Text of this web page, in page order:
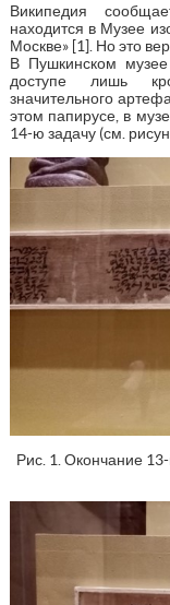
Википедия
находится в Музее
Москве» [1]. Но это
В Пушкинском
доступе лишь
значительного
этом папирусе, в
14-ю задачу (см.
Рис. 1. Окончание